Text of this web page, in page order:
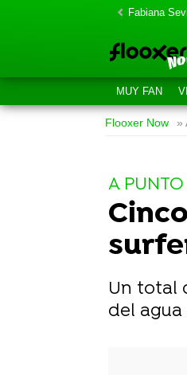
Fabiana
MUY FAN
Flooxer Now »
A
Un total
del